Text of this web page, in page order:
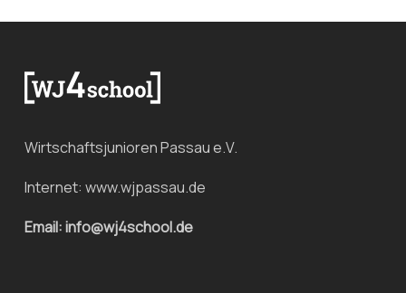
Wirtschaftsjunioren Passau e.V.
Internet: www.wjpassau.de
Email: info@wj4school.de